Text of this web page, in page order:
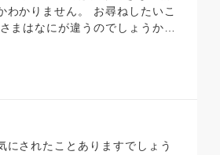
。 お尋ねしたいこ
はなにが違うのでしょうか？
たしは仏教は一般向けの各仏様
されたことありますでしょう